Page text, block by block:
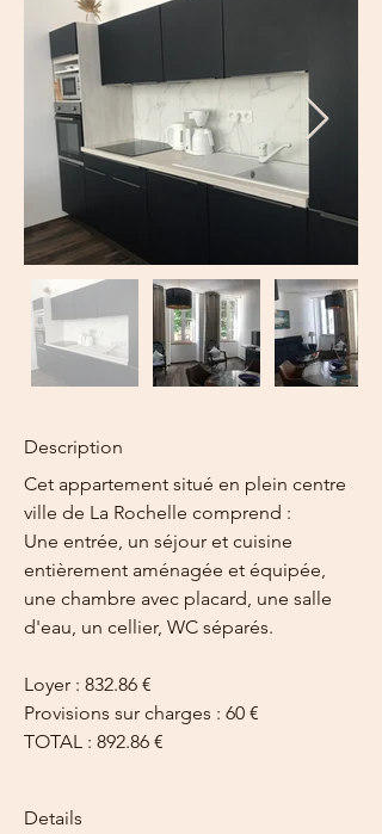
Description
Cet appartement situé en plein centre
ville de La Rochelle comprend :
Une entrée, un séjour et cuisine
entièrement aménagée et équipée,
une chambre avec placard, une salle
d'eau, un cellier, WC séparés.
Loyer : 832.86 €
Provisions sur charges : 60 €
TOTAL : 892.86 €
Details